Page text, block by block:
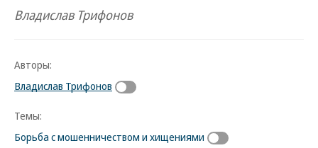
Владислав Трифонов
Авторы:
Владислав Трифонов
Темы:
Борьба с мошенничеством и хищениями